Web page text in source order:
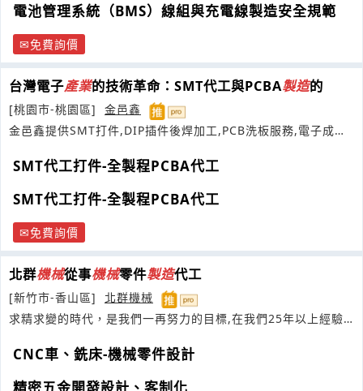
電池管理系統（BMS）線組與充電線製造安全規範
免費詢價
台灣電子產業的技術革命：SMT代工與PCBA製造的
[桃園市-桃園區]
金邑鑫
金邑鑫提供SMT打件,DIP插件後焊加工,PCB洗板服務,電子成品
SMT代工打件-全製程PCBA代工
SMT代工打件-全製程PCBA代工
免費詢價
北群機械從事機械零件製造代工
[新竹市-香山區]
北群機械
求精求變的時代，是我們一再努力的目標,在我們25年以上經驗
CNC車、銑床-機械零件設計